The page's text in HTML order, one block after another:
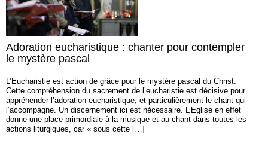
Adoration eucharistique : chanter pour contempler
le mystère pascal
L’Eucharistie est action de grâce pour le mystère pascal du Christ.
Cette compréhension du sacrement de l’eucharistie est décisive pour
appréhender l’adoration eucharistique, et particulièrement le chant qui
l’accompagne. Un discernement ici est nécessaire. L’Eglise en effet
donne une place primordiale à la musique et au chant dans toutes les
actions liturgiques, car « sous cette […]